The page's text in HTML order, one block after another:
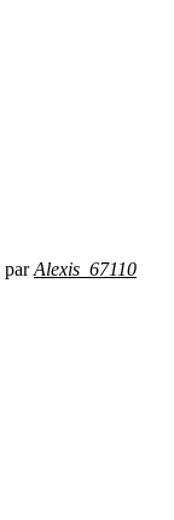
parAlexis_67110